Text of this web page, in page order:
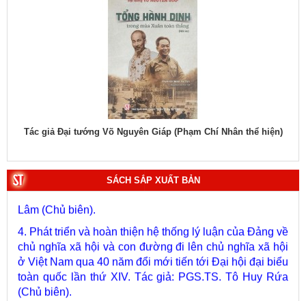
Tác giả Đại tướng Võ Nguyên Giáp (Phạm Chí Nhân thể hiện)
SÁCH SẮP XUẤT BẢN
1. Bác Hồ ở Pháp. Tác giả: Bảo tàng Hồ Chí Minh.
soạn lịch sử Chính phủ.
3. Việt Nam: Từ kỷ nguyên dựng nước đến kỷ nguyên
vươn mình của dân tộc. Tác giả: PGS.TS. Vũ Trọng
Lâm (Chủ biên).
4. Phát triển và hoàn thiện hệ thống lý luận của Đảng về
chủ nghĩa xã hội và con đường đi lên chủ nghĩa xã hội
ở Việt Nam qua 40 năm đổi mới tiến tới Đại hội đại biểu
toàn quốc lần thứ XIV. Tác giả: PGS.TS. Tô Huy Rứa
(Chủ biên).
5. Xây dựng, phát triển con người Việt Nam - chủ thể